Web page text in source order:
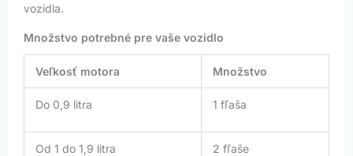
vozidla.
Množstvo potrebné pre vaše vozidlo
Veľkosť motora Množstvo
Do 0,9 litra 1 fľaša
Od 1 do 1,9 litra 2 fľaše